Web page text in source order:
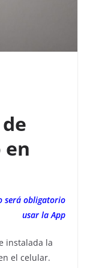
será obligatorio
usar la App
instalada la
el celular.